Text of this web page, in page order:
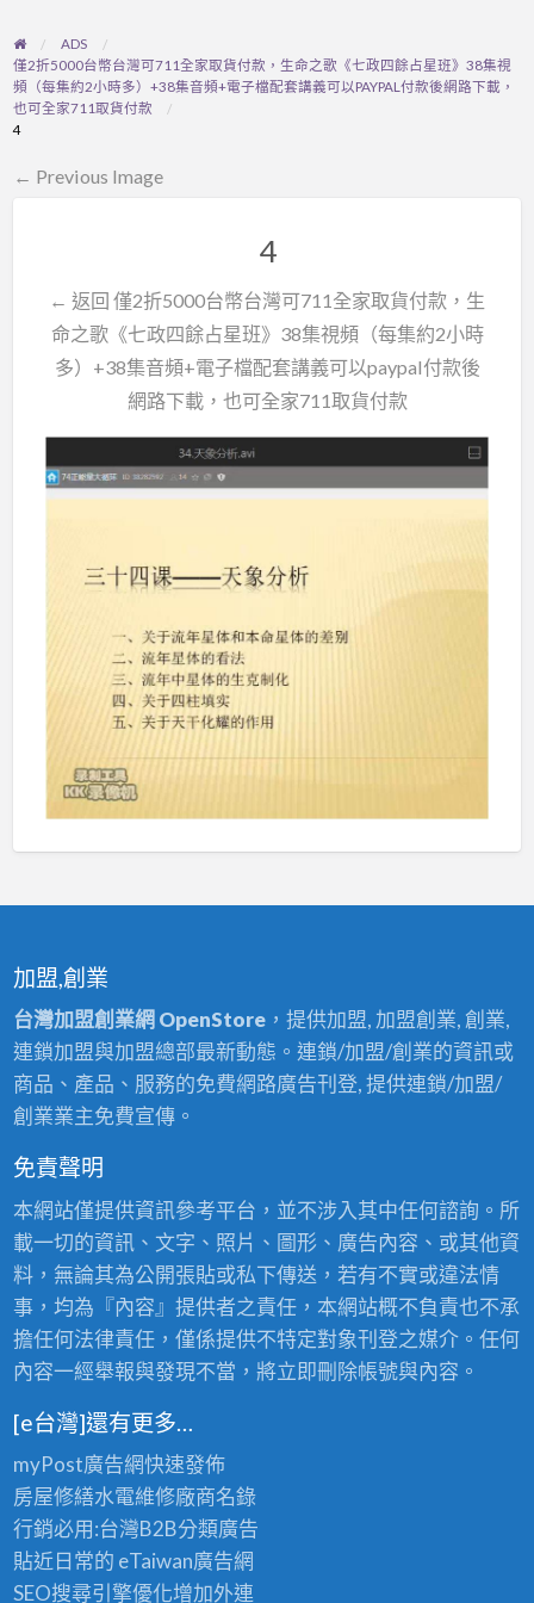
ADS
僅2折5000台幣台灣可711全家取貨付款，生命之歌《七政四餘占星班》38集視
頻（每集約2小時多）+38集音頻+電子檔配套講義可以PAYPAL付款後網路下載，
也可全家711取貨付款
4
← Previous Image
4
← 返回 僅2折5000台幣台灣可711全家取貨付款，生
命之歌《七政四餘占星班》38集視頻（每集約2小時
多）+38集音頻+電子檔配套講義可以paypal付款後
網路下載，也可全家711取貨付款
加盟,創業
台灣加盟創業網 OpenStore，提供加盟, 加盟創業, 創業,
連鎖加盟與加盟總部最新動態。連鎖/加盟/創業的資訊或
商品、產品、服務的免費網路廣告刊登, 提供連鎖/加盟/
創業業主免費宣傳。
免責聲明
本網站僅提供資訊參考平台，並不涉入其中任何諮詢。所
載一切的資訊、文字、照片、圖形、廣告內容、或其他資
料，無論其為公開張貼或私下傳送，若有不實或違法情
事，均為『內容』提供者之責任，本網站概不負責也不承
擔任何法律責任，僅係提供不特定對象刊登之媒介。任何
內容一經舉報與發現不當，將立即刪除帳號與內容。
[e台灣]還有更多…
myPost廣告網快速發佈
房屋修繕水電維修廠商名錄
行銷必用:台灣B2B分類廣告
貼近日常的 eTaiwan廣告網
SEO搜尋引擎優化增加外連